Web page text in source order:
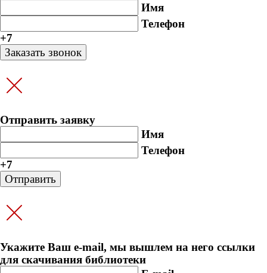
Имя
Телефон
+7
Отправить заявку
Имя
Телефон
+7
Укажите Ваш e-mail, мы вышлем на него ссылки
для скачивания библиотеки